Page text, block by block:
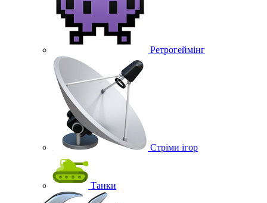
Ретрогеймінг
Стріми ігор
Танки